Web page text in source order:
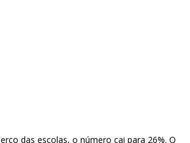
das escolas, o número cai para 26%. O